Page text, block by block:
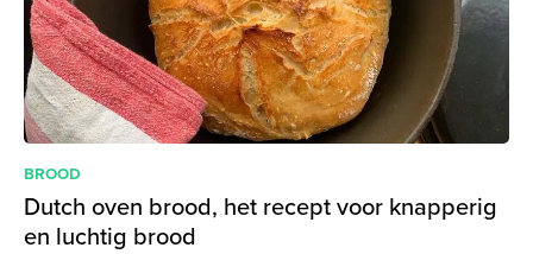
BROOD
Dutch oven brood, het recept voor knapperig
en luchtig brood